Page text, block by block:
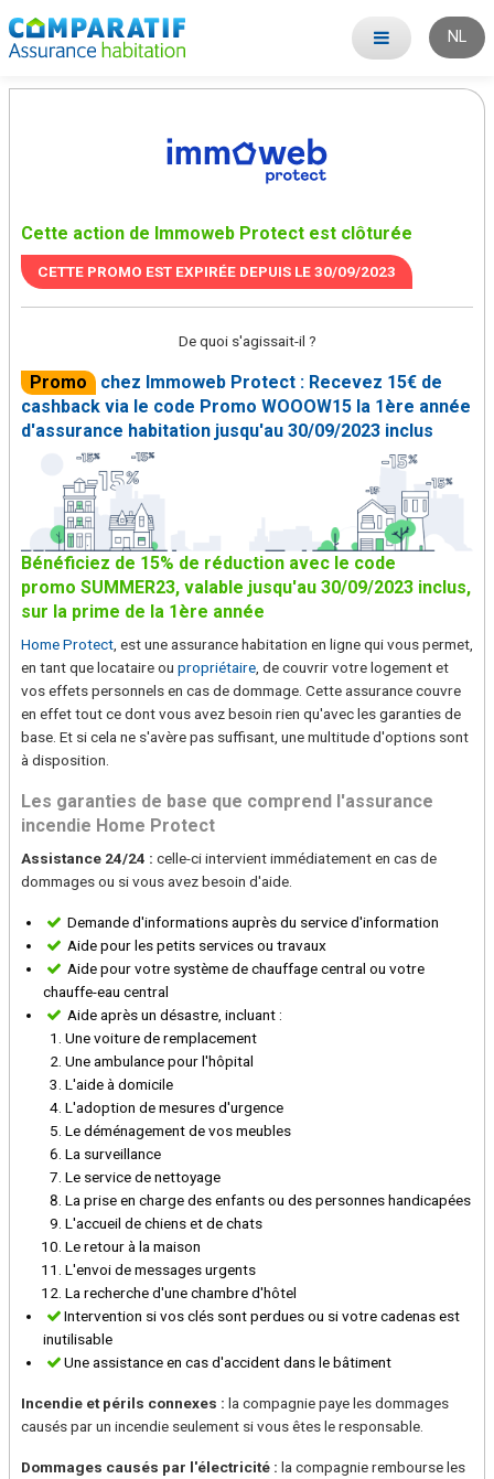
NL
Cette action de Immoweb Protect est clôturée
CETTE PROMO EST EXPIRÉE DEPUIS LE30/09/2023
De quoi s'agissait-il ?
Promo
chez Immoweb Protect : Recevez 15€ de
cashback via le code Promo WOOOW15 la 1ère année
d'assurance habitation jusqu'au 30/09/2023 inclus
Bénéficiez de 15% de réduction avec le code
promo SUMMER23, valable jusqu'au 30/09/2023 inclus,
sur la prime de la 1ère année
Home Protect , est une assurance habitation en ligne qui vous permet,
en tant que locataire ou propriétaire , de couvrir votre logement et
vos effets personnels en cas de dommage. Cette assurance couvre
en effet tout ce dont vous avez besoin rien qu'avec les garanties de
base. Et si cela ne s'avère pas suffisant, une multitude d'options sont
à disposition.
Les garanties de base que comprend l'assurance
incendie Home Protect
Assistance 24/24 : celle-ci intervient immédiatement en cas de
dommages ou si vous avez besoin d'aide.
Demande d'informations auprès du service d'information
Aide pour les petits services ou travaux
Aide pour votre système de chauffage central ou votre
chauffe-eau central
Aide après un désastre, incluant :
Une voiture de remplacement
Une ambulance pour l'hôpital
L'aide à domicile
L'adoption de mesures d'urgence
Le déménagement de vos meubles
La surveillance
Le service de nettoyage
La prise en charge des enfants ou des personnes handicapées
L'accueil de chiens et de chats
Le retour à la maison
L'envoi de messages urgents
La recherche d'une chambre d'hôtel
Intervention si vos clés sont perdues ou si votre cadenas est
inutilisable
Une assistance en cas d'accident dans le bâtiment
Incendie et périls connexes : la compagnie paye les dommages
causés par un incendie seulement si vous êtes le responsable.
Dommages causés par l'électricité : la compagnie rembourse les